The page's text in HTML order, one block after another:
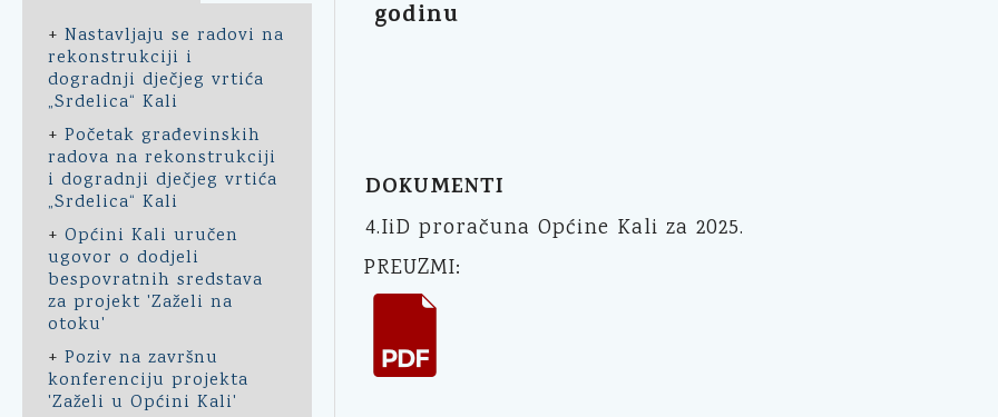
+ Nastavljaju se radovi na
rekonstrukciji i
dogradnji dječjeg vrtića
„Srdelica“ Kali
+ Početak građevinskih
radova na rekonstrukciji
i dogradnji dječjeg vrtića
„Srdelica“ Kali
+ Općini Kali uručen
ugovor o dodjeli
bespovratnih sredstava
za projekt 'Zaželi na
otoku'
+ Poziv na završnu
konferenciju projekta
'Zaželi u Općini Kali'
godinu
DOKUMENTI
4.IiD proračuna Općine Kali za 2025.
PREUZMI: